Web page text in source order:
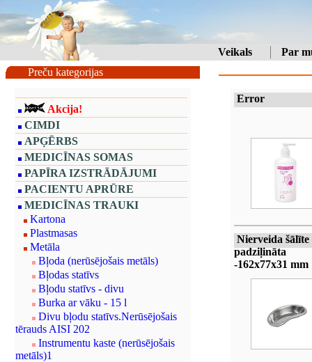
Veikals
Par
Preču kategorijas
Akcija!
CIMDI
APĢĒRBS
MEDICĪNAS SOMAS
PAPĪRA IZSTRĀDĀJUMI
PACIENTU APRŪRE
MEDICĪNAS TRAUKI
Kartona
Plastmasas
Metāla
Bļoda (nerūsējošais metāls)
Bļodas statīvs
Bļodu statīvs - divu
Burka ar vāku - 15 l
Divu bļodu statīvs.Nerūsējošais
tērauds AISI 202
Instrumentu kaste (nerūsējošais
metāls)1
Error
Nierveida šālīte
padziļināta
-162x77x31 mm